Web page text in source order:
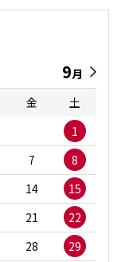
9月
金
土
1
7
8
14
15
21
22
28
29